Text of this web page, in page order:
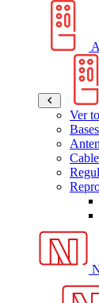
Ver